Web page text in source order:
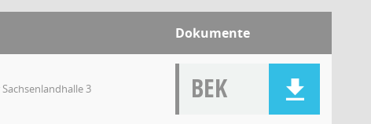
Dokumente
3 BEK